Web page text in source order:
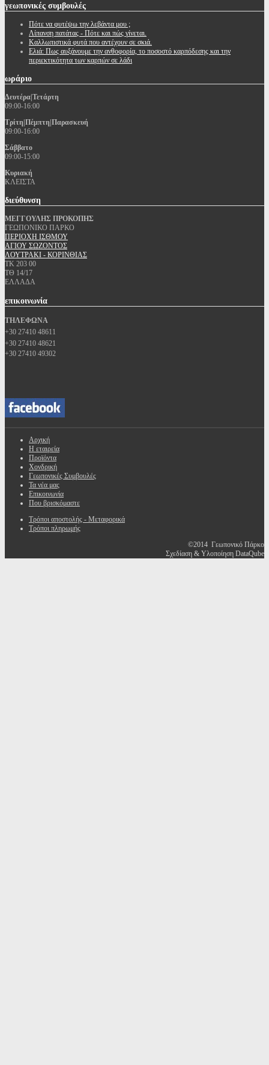
γεωπονικές συμβουλές
Πότε να φυτέψω την λεβάντα μου ;
Λίπανση πατάτας - Πότε και πώς γίνεται.
Καλλωπιστικά φυτά που αντέχουν σε σκιά.
Ελιά: Πως αυξάνουμε την ανθοφορία, το ποσοστό καρπόδεσης και την
περιεκτικότητα των καρπών σε λάδι
ωράριο
Δευτέρα|Τετάρτη
09:00-16:00
Τρίτη|Πέμπτη|Παρασκευή
09:00-16:00
Σάββατο
09:00-15:00
Κυριακή
ΚΛΕΙΣΤΑ
διεύθυνση
ΜΕΓΓΟΥΛΗΣ ΠΡΟΚΟΠΗΣ
ΓΕΩΠΟΝΙΚΟ ΠΑΡΚΟ
ΠΕΡΙΟΧΗ ΙΣΘΜΟΥ
ΑΓΙΟΥ ΣΩΖΟΝΤΟΣ
ΛΟΥΤΡΑΚΙ - ΚΟΡΙΝΘΙΑΣ
ΤΚ 203 00
ΤΘ 14/17
ΕΛΛΑΔΑ
επικοινωνία
ΤΗΛΕΦΩΝΑ
+30 27410 48611
+30 27410 48621
+30 27410 49302
Αρχική
Η εταιρεία
Προϊόντα
Χονδρική
Γεωπονικές Συμβουλές
Τα νέα μας
Επικοινωνία
Που βρισκόμαστε
Τρόποι αποστολής - Μεταφορικά
Τρόποι πληρωμής
©2014 Γεωπονικό Πάρκο
Σχεδίαση & Υλοποίηση DataQube